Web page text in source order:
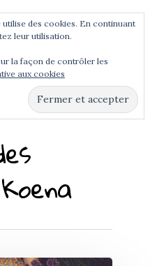
or ESC to close
des cookies. En continuant
leur utilisation.
la façon de contrôler les
aux cookies